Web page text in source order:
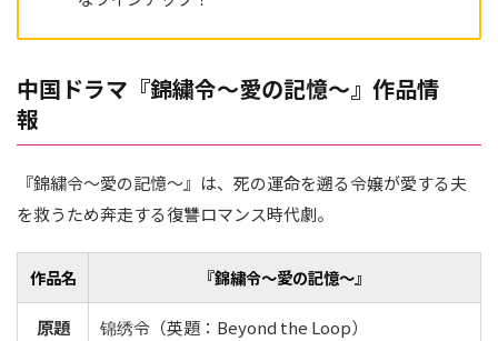
中国ドラマ『錦繍令～愛の記憶～』作品情
報
『錦繍令～愛の記憶～』は、死の運命を遡る令嬢が愛する夫
を救うため奔走する復讐ロマンス時代劇。
作品名 『錦繍令～愛の記憶～』
原題 锦绣令（英題：Beyond the Loop）